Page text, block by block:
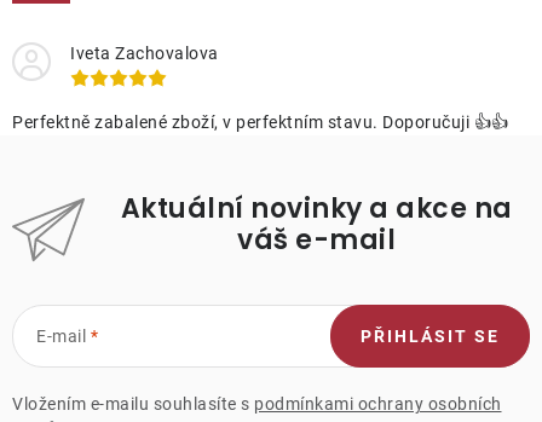
Iveta Zachovalova
Perfektně zabalené zboží, v perfektním stavu. Doporučuji 👍👍
Aktuální novinky a akce na
váš e-mail
E-mail
Vložením e-mailu souhlasíte s podmínkami ochrany osobních
PŘIHLÁSIT SE